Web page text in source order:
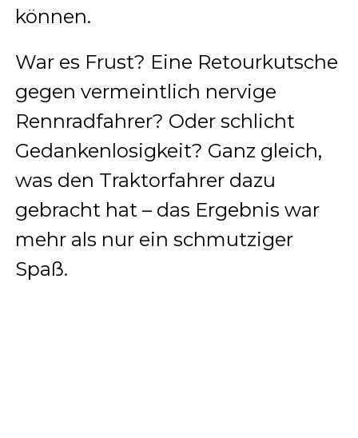
können.
War es Frust? Eine Retourkutsche
gegen vermeintlich nervige
Rennradfahrer? Oder schlicht
Gedankenlosigkeit? Ganz gleich,
was den Traktorfahrer dazu
gebracht hat – das Ergebnis war
mehr als nur ein schmutziger
Spaß.